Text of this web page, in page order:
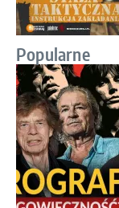
Popularne